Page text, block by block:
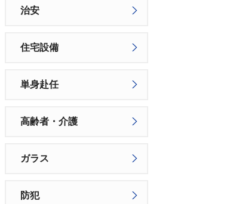
治安
住宅設備
単身赴任
高齢者・介護
ガラス
防犯